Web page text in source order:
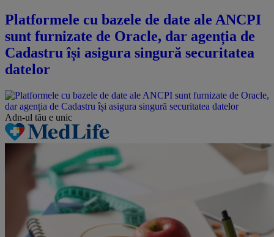
Platformele cu bazele de date ale ANCPI
sunt furnizate de Oracle, dar agenția de
Cadastru își asigura singură securitatea
datelor
Adn-ul tău e unic